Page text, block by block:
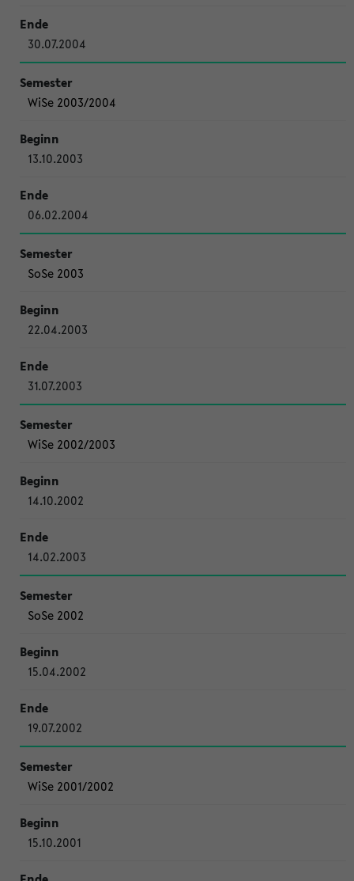
30.07.2004
WiSe 2003/2004
13.10.2003
06.02.2004
SoSe 2003
22.04.2003
31.07.2003
WiSe 2002/2003
14.10.2002
14.02.2003
SoSe 2002
15.04.2002
19.07.2002
WiSe 2001/2002
15.10.2001